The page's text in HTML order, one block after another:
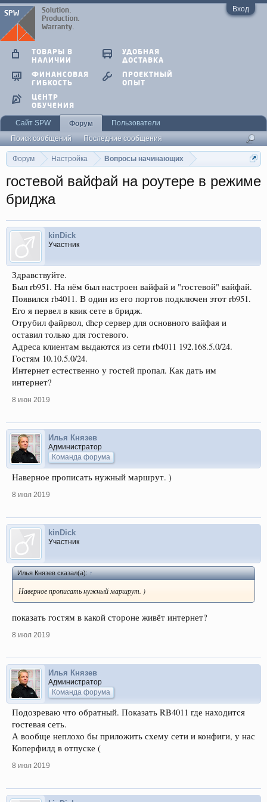
Вход
Форум Настройка Вопросы начинающих
гостевой вайфай на роутере в режиме
бриджа
kinDick
Участник
Здравствуйте.
Был rb951. На нём был настроен вайфай и "гостевой" вайфай.
Появился rb4011. В один из его портов подключен этот rb951.
Его я первел в квик сете в бридж.
Отрубил файрвол, dhcp сервер для основного вайфая и
оставил только для гостевого.
Адреса клиентам выдаются из сети rb4011 192.168.5.0/24.
Гостям 10.10.5.0/24.
Интернет естественно у гостей пропал. Как дать им
интернет?
8 июн 2019
Илья Князев
Администратор
Команда форума
Наверное прописать нужный маршрут. )
8 июл 2019
kinDick
Участник
Илья Князев сказал(а):↑
Наверное прописать нужный маршрут. )
показать гостям в какой стороне живёт интернет?
8 июл 2019
Илья Князев
Администратор
Команда форума
Подозреваю что обратный. Показать RB4011 где находится
гостевая сеть.
А вообще неплохо бы приложить схему сети и конфиги, у нас
Коперфилд в отпуске (
8 июл 2019
ТОВАРЫ В
НАЛИЧИИ
УДОБНАЯ
ДОСТАВКА
ФИНАНСОВАЯ
ГИБКОСТЬ
ПРОЕКТНЫЙ
ОПЫТ
ЦЕНТР
ОБУЧЕНИЯ
Сайт SPW
Форум
Поиск сообщений
Последние сообщения
Пользователи